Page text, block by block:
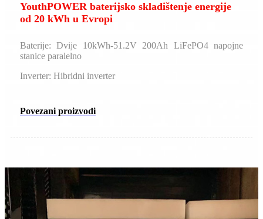
YouthPOWER baterijsko skladištenje energije
od 20 kWh u Evropi
Baterije: Dvije 10kWh-51.2V 200Ah LiFePO4 napojne
stanice paralelno
Inverter: Hibridni inverter
Povezani proizvodi